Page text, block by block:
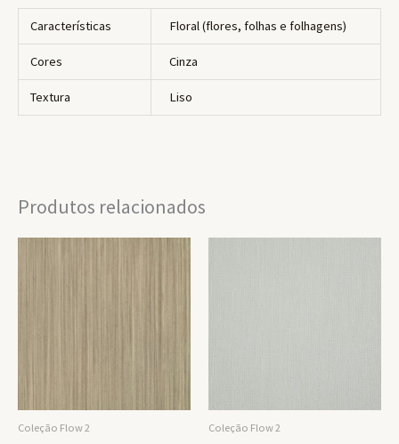
Características Floral (flores, folhas e folhagens)
Cores Cinza
Textura Liso
Produtos relacionados
Coleção Flow 2 Coleção Flow 2